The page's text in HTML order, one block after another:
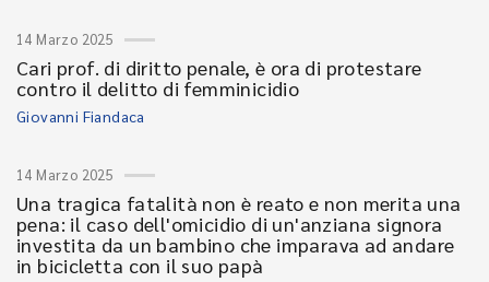
14 Marzo 2025
Cari prof. di diritto penale, è ora di protestare
contro il delitto di femminicidio
Giovanni Fiandaca
14 Marzo 2025
Una tragica fatalità non è reato e non merita una
pena: il caso dell'omicidio di un'anziana signora
investita da un bambino che imparava ad andare
in bicicletta con il suo papà